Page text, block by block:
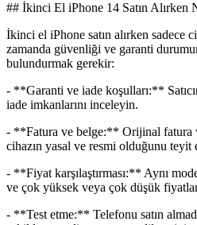
## İkinci El iPhone 14 Satın Alırken
İkinci el iPhone satın alırken sadece
zamanda güvenliği ve garanti
bulundurmak gerekir:
- **Garanti ve iade koşulları:**
iade imkanlarını inceleyin.
- **Fatura ve belge:** Orijinal fatura
cihazın yasal ve resmi olduğunu teyit
- **Fiyat karşılaştırması:** Aynı
ve çok yüksek veya çok düşük
- **Test etme:** Telefonu satın